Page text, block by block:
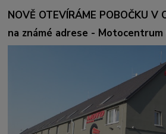
NOVĚ OTEVÍRÁME POBOČKU V
na známé adrese - Motocentrum